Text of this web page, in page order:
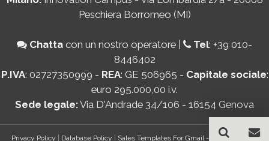
Peschiera Borromeo (MI)
Chatta con un nostro operatore | Tel: +39 010-
8446402
P.IVA: 02727350999 - REA: GE 506965 - Capitale sociale:
euro 295.000,00 i.v.
Sede legale:Via D'Andrade 34/106 - 16154 Genova
Privacy Policy | Database Policy | Sales Templates For Gmail - AddOn Policy|